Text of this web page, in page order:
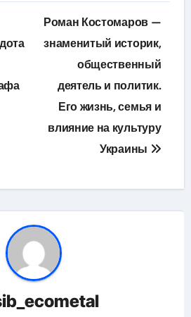
Роман Костомаров —
знаменитый историк,
общественный
деятель и политик.
Его жизнь, семья и
влияние на культуру
Украины